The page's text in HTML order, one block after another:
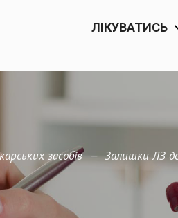
ЛІКУВАТИСЬ
засобів — Залишки ЛЗ